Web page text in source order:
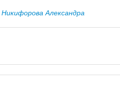
Никифорова Александра